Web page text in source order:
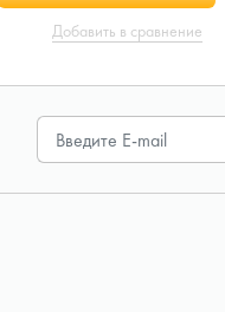
Добавить в сравнение